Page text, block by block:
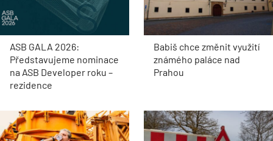
ASB GALA 2026:
Představujeme nominace
na ASB Developer roku –
rezidence
Babiš chce změnit využití
známého paláce nad
Prahou